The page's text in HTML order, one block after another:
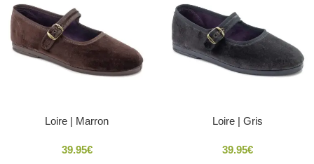
Loire | Marron
39.95€
Loire | Gris
39.95€